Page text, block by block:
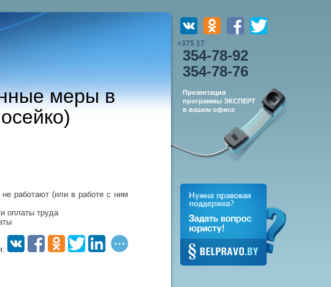
+375 17
354-78-92
354-78-76
Презентация
программы ЭКСПЕРТ
в вашем офисе
меры в
работают (или в работе с ним
оплаты труда